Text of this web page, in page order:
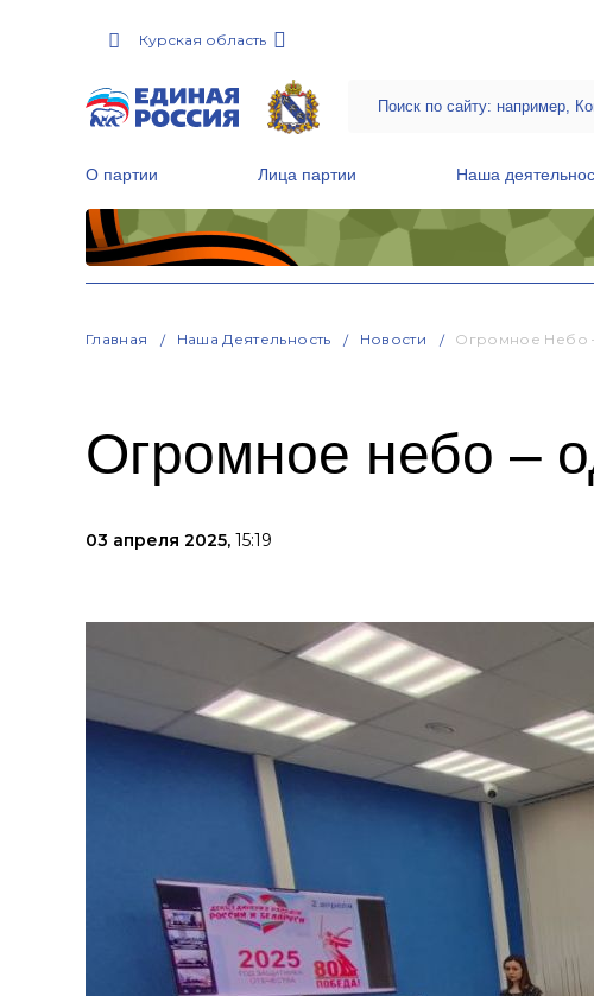
Курская область
О партии Лица партии Наша
Главная Наша Деятельность Новости Огромное Небо
Огромное небо –
03 апреля 2025, 15:19